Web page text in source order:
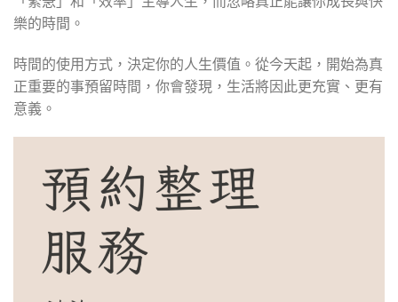
樂的時間。
時間的使用方式，決定你的人生價值。從今天起，開始為真
正重要的事預留時間，你會發現，生活將因此更充實、更有
意義。